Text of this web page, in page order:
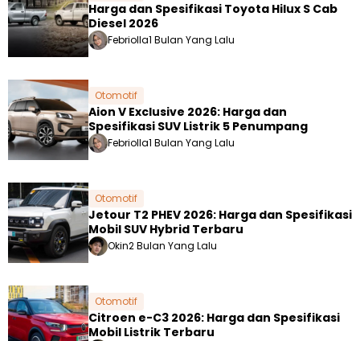
Harga dan Spesifikasi Toyota Hilux S Cab
Diesel 2026
Febriolla1 Bulan Yang Lalu
Otomotif
Aion V Exclusive 2026: Harga dan
Spesifikasi SUV Listrik 5 Penumpang
Febriolla1 Bulan Yang Lalu
Otomotif
Jetour T2 PHEV 2026: Harga dan Spesifikasi
Mobil SUV Hybrid Terbaru
Okin2 Bulan Yang Lalu
Otomotif
Citroen e-C3 2026: Harga dan Spesifikasi
Mobil Listrik Terbaru